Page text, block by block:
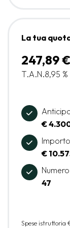
La tua
247,89
T.A.N.8,95 %
€
€
47
Spese istruttoria